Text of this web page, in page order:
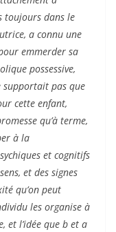
toujours dans le
a connu une
emmerder sa
possessive,
supportait pas que
cette enfant,
qu’à terme,
à la
et cognitifs
et des signes
qu’on peut
les organise à
et l’idée que b et a